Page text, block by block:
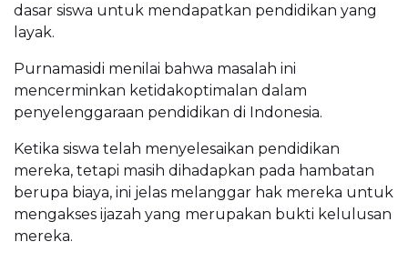
dasar siswa untuk mendapatkan pendidikan yang
layak.
Purnamasidi menilai bahwa masalah ini
mencerminkan ketidakoptimalan dalam
penyelenggaraan pendidikan di Indonesia.
Ketika siswa telah menyelesaikan pendidikan
mereka, tetapi masih dihadapkan pada hambatan
berupa biaya, ini jelas melanggar hak mereka untuk
mengakses ijazah yang merupakan bukti kelulusan
mereka.